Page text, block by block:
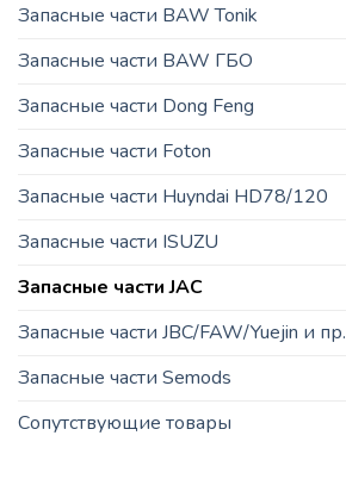
Запасные части BAW Tonik
Запасные части BAW ГБО
Запасные части Dong Feng
Запасные части Foton
Запасные части Huyndai HD78/120
Запасные части ISUZU
Запасные части JAC
Запасные части JBC/FAW/Yuejin и пр.
Запасные части Semods
Сопутствующие товары